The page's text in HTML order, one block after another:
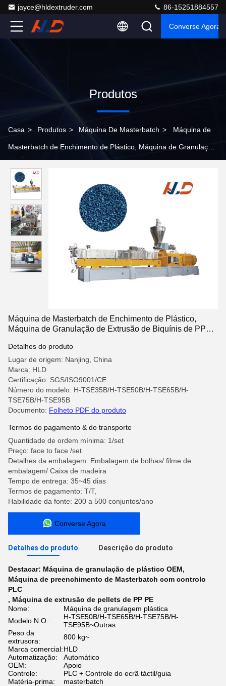
jayce@hldextruder.com 86-15251884557
Converse Agora
Produtos
Casa > Produtos > Máquina De Masterbatch > Máquina de
Masterbatch de Enchimento de Plástico, Máquina de Granulação
Máquina de Masterbatch de Enchimento de Plástico,
Máquina de Granulação de Extrusão de Biquínis de PP
Detalhes do produto
Lugar de origem: Nanjing, China
Marca: HLD
Certificação: SGS/ISO9001/CE
Número do modelo: H-TSE35B/H-TSE50B/H-TSE65B/H-
TSE75B/H-TSE95B
Documento: Folheto PDF do produto
Termos do pagamento & do transporte
Quantidade de ordem mínima: 1/set
Preço: face to face /set
Detalhes da embalagem: Embalagem de bolhas/ filme de
embalagem/ Caixa de madeira
Tempo de entrega: 35~45 dias
Termos de pagamento: T/T,
Habilidade da fonte: 200 a 500 conjuntos/ano
Converse Agora
Detalhes do produto Descrição do produto
Destacar: Máquina de granulação de plástico OEM,
Máquina de preenchimento de Masterbatch com controlo
PLC
, Máquina de extrusão de pellets de PP PE
Nome:
Máquina de granulagem plástica
Modelo N.O.:
H-TSE50B/H-TSE65B/H-TSE75B/H-
TSE95B~Outras
Peso da
extrusora:
800 kg~
Marca comercial:HLD
Automatização:
Automático
OEM:
Apoio
Controle:
PLC + Controle do ecrã táctil/guia
Matéria-prima:
masterbatch